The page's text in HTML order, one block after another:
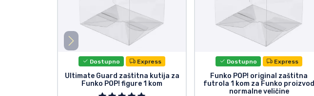
Dostupno Express
Ultimate Guard zaštitna kutija za
Funko POP! figure 1 kom
Dostupno Express
Funko POP! original zaštitna
futrola 1 kom za Funko proizvod
normalne veličine